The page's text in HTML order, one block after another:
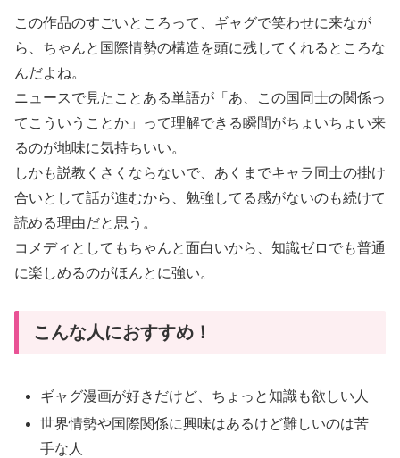
この作品のすごいところって、ギャグで笑わせに来なが
ら、ちゃんと国際情勢の構造を頭に残してくれるところな
んだよね。
ニュースで見たことある単語が「あ、この国同士の関係っ
てこういうことか」って理解できる瞬間がちょいちょい来
るのが地味に気持ちいい。
しかも説教くさくならないで、あくまでキャラ同士の掛け
合いとして話が進むから、勉強してる感がないのも続けて
読める理由だと思う。
コメディとしてもちゃんと面白いから、知識ゼロでも普通
に楽しめるのがほんとに強い。
こんな人におすすめ！
ギャグ漫画が好きだけど、ちょっと知識も欲しい人
世界情勢や国際関係に興味はあるけど難しいのは苦
手な人